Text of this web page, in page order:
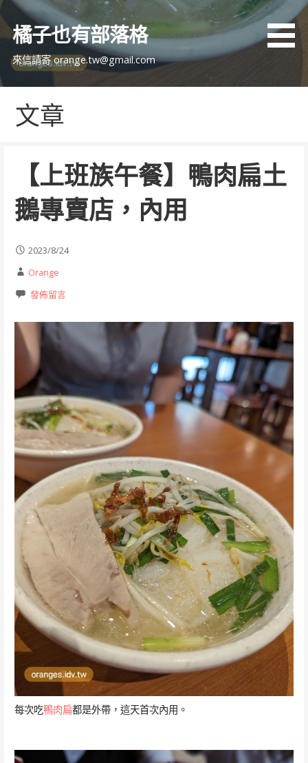
跳
至
主
內
橘子也有部落格
來信請寄 orange.tw@gmail.com
文章
【上班族午餐】鴨肉扁土
鵝專賣店，內用
2023/8/24
Orange
發佈留言
每次吃鴨肉扁都是外帶，這天首次內用。